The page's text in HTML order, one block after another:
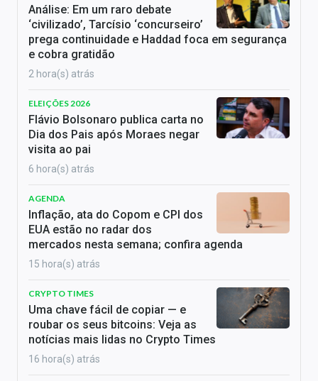
Análise: Em um raro debate
‘civilizado’, Tarcísio ‘concurseiro’
prega continuidade e Haddad foca em segurança
e cobra gratidão
2 hora(s) atrás
ELEIÇÕES 2026
Flávio Bolsonaro publica carta no
Dia dos Pais após Moraes negar
visita ao pai
6 hora(s) atrás
AGENDA
Inflação, ata do Copom e CPI dos
EUA estão no radar dos
mercados nesta semana; confira agenda
15 hora(s) atrás
CRYPTO TIMES
Uma chave fácil de copiar — e
roubar os seus bitcoins: Veja as
notícias mais lidas no Crypto Times
16 hora(s) atrás